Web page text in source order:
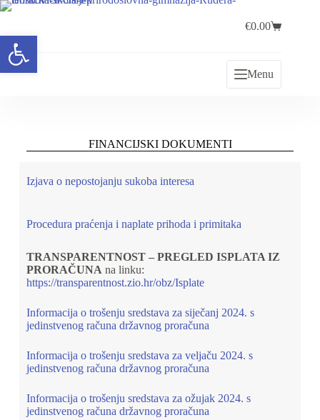
€0.00
Menu
FINANCIJSKI DOKUMENTI
Izjava o nepostojanju sukoba interesa
Procedura praćenja i naplate prihoda i primitaka
TRANSPARENTNOST – PREGLED ISPLATA IZ
PRORAČUNA na linku:
https://transparentnost.zio.hr/obz/Isplate
Informacija o trošenju sredstava za siječanj 2024. s
jedinstvenog računa državnog proračuna
Informacija o trošenju sredstava za veljaču 2024. s
jedinstvenog računa državnog proračuna
Informacija o trošenju sredstava za ožujak 2024. s
jedinstvenog računa državnog proračuna
Open toolbar